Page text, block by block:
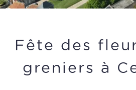
Fête des
greniers à